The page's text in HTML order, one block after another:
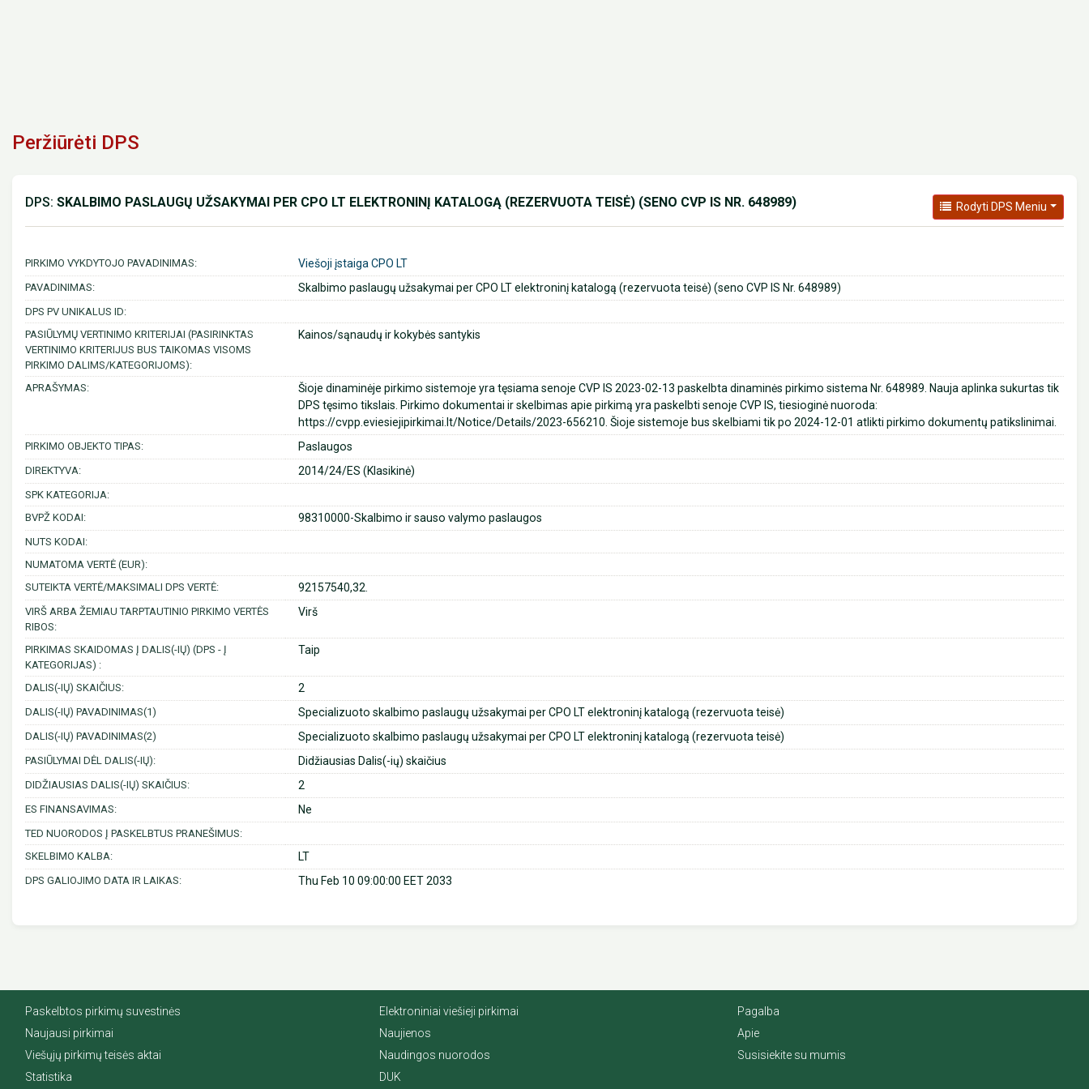
Peržiūrėti DPS
DPS: SKALBIMO PASLAUGŲ UŽSAKYMAI PER CPO LT ELEKTRONINĮ KATALOGĄ (REZERVUOTA TEISĖ) (SENO CVP IS NR. 648989) Rodyti DPS Meniu
PIRKIMO VYKDYTOJO PAVADINIMAS: Viešoji įstaiga CPO LT
PAVADINIMAS: Skalbimo paslaugų užsakymai per CPO LT elektroninį katalogą (rezervuota teisė) (seno CVP IS Nr. 648989)
DPS PV UNIKALUS ID:
PASIŪLYMŲ VERTINIMO KRITERIJAI (PASIRINKTAS
VERTINIMO KRITERIJUS BUS TAIKOMAS VISOMS
PIRKIMO DALIMS/KATEGORIJOMS):
Kainos/sąnaudų ir kokybės santykis
APRAŠYMAS:
Šioje dinaminėje pirkimo sistemoje yra tęsiama senoje CVP IS 2023-02-13 paskelbta dinaminės pirkimo sistema Nr. 648989. Nauja aplinka sukurtas tik
DPS tęsimo tikslais. Pirkimo dokumentai ir skelbimas apie pirkimą yra paskelbti senoje CVP IS, tiesioginė nuoroda:
https://cvpp.eviesiejipirkimai.lt/Notice/Details/2023-656210. Šioje sistemoje bus skelbiami tik po 2024-12-01 atlikti pirkimo dokumentų patikslinimai.
PIRKIMO OBJEKTO TIPAS: Paslaugos
DIREKTYVA: 2014/24/ES (Klasikinė)
SPK KATEGORIJA:
BVPŽ KODAI:
98310000-Skalbimo ir sauso valymo paslaugos
NUTS KODAI:
NUMATOMA VERTĖ (EUR):
SUTEIKTA VERTĖ/MAKSIMALI DPS VERTĖ:
92157540,32.
VIRŠ ARBA ŽEMIAU TARPTAUTINIO PIRKIMO VERTĖS
RIBOS:
Virš
PIRKIMAS SKAIDOMAS Į DALIS(-IŲ) (DPS - Į
KATEGORIJAS) :
Taip
DALIS(-IŲ) SKAIČIUS: 2
DALIS(-IŲ) PAVADINIMAS(1) Specializuoto skalbimo paslaugų užsakymai per CPO LT elektroninį katalogą (rezervuota teisė)
DALIS(-IŲ) PAVADINIMAS(2) Specializuoto skalbimo paslaugų užsakymai per CPO LT elektroninį katalogą (rezervuota teisė)
PASIŪLYMAI DĖL DALIS(-IŲ): Didžiausias Dalis(-ių) skaičius
DIDŽIAUSIAS DALIS(-IŲ) SKAIČIUS: 2
ES FINANSAVIMAS: Ne
TED NUORODOS Į PASKELBTUS PRANEŠIMUS:
SKELBIMO KALBA:
LT
DPS GALIOJIMO DATA IR LAIKAS: Thu Feb 10 09:00:00 EET 2033
Paskelbtos pirkimų suvestinės
Naujausi pirkimai
Viešųjų pirkimų teisės aktai
Statistika
Elektroniniai viešieji pirkimai
Naujienos
Naudingos nuorodos
DUK
Pagalba
Apie
Susisiekite su mumis